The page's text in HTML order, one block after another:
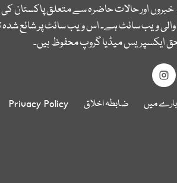
خبروں اور حالات حاضرہ سے متعلق پاکستان
ویب سائٹ ہے۔ اس ویب سائٹ پر شائع شدہ
ایکسپریس میڈیا گروپ محفوظ ہیں۔
میں ضابطہ اخلاق Privacy Policy